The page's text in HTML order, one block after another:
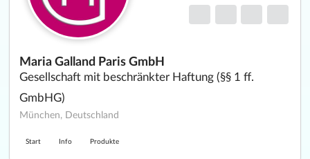
Maria Galland Paris GmbH
Gesellschaft mit beschränkter Haftung (§§ 1 ff.
GmbHG)
München, Deutschland
Start Info Produkte